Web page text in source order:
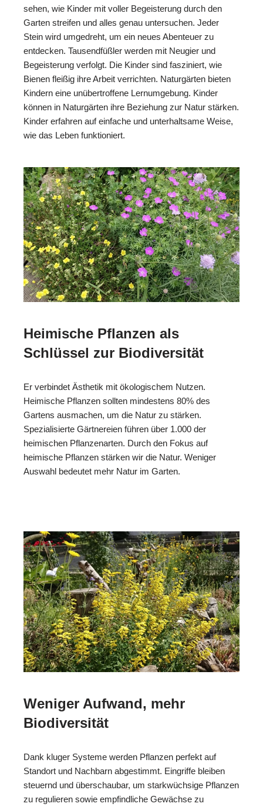
sehen, wie Kinder mit voller Begeisterung durch den
Garten streifen und alles genau untersuchen. Jeder
Stein wird umgedreht, um ein neues Abenteuer zu
entdecken. Tausendfüßler werden mit Neugier und
Begeisterung verfolgt. Die Kinder sind fasziniert, wie
Bienen fleißig ihre Arbeit verrichten. Naturgärten bieten
Kindern eine unübertroffene Lernumgebung. Kinder
können in Naturgärten ihre Beziehung zur Natur stärken.
Kinder erfahren auf einfache und unterhaltsame Weise,
wie das Leben funktioniert.
Heimische Pflanzen als
Schlüssel zur Biodiversität
Er verbindet Ästhetik mit ökologischem Nutzen.
Heimische Pflanzen sollten mindestens 80% des
Gartens ausmachen, um die Natur zu stärken.
Spezialisierte Gärtnereien führen über 1.000 der
heimischen Pflanzenarten. Durch den Fokus auf
heimische Pflanzen stärken wir die Natur. Weniger
Auswahl bedeutet mehr Natur im Garten.
Weniger Aufwand, mehr
Biodiversität
Dank kluger Systeme werden Pflanzen perfekt auf
Standort und Nachbarn abgestimmt. Eingriffe bleiben
steuernd und überschaubar, um starkwüchsige Pflanzen
zu regulieren sowie empfindliche Gewächse zu